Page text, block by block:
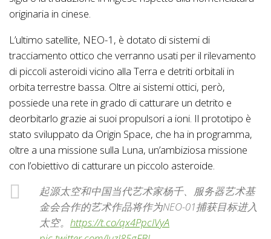
originaria in cinese.
L’ultimo satellite, NEO-1, è dotato di sistemi di
tracciamento ottico che verranno usati per il rilevamento
di piccoli asteroidi vicino alla Terra e detriti orbitali in
orbita terrestre bassa. Oltre ai sistemi ottici, però,
possiede una rete in grado di catturare un detrito e
deorbitarlo grazie ai suoi propulsori a ioni. Il prototipo è
stato sviluppato da Origin Space, che ha in programma,
oltre a una missione sulla Luna, un’ambiziosa missione
con l’obiettivo di catturare un piccolo asteroide.
起源太空和中国当代艺术家杨千、服务器艺术基
金会合作的艺术作品将作为NEO-01捕获目标进入
太空。 https://t.co/qx4PpcIVyA